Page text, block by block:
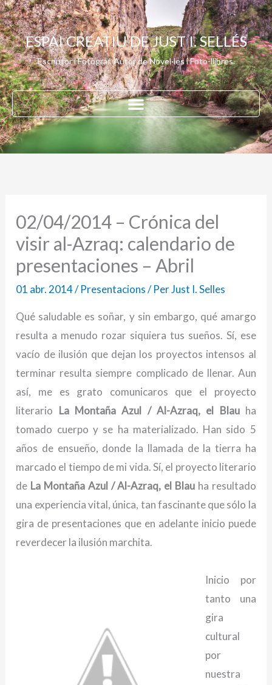
Vés
al
contingutESPAI CREATIU DE JUST I. SELLÉS
Escriptor i Fotògraf. Autor de Novel·les i Foto-llibres.
02/04/2014 – Crónica del
visir al-Azraq: calendario de
presentaciones – Abril
01 abr. 2014/Presentacions/ PerJust I. Selles
Qué saludable es soñar, y sin embargo, qué amargo
resulta a menudo rozar siquiera tus sueños. Sí, ese
vacío de ilusión que dejan los proyectos intensos al
terminar resulta siempre complicado de llenar. Aun
así, me es grato comunicaros que el proyecto
literario La Montaña Azul / Al-Azraq, el Blauha
tomado cuerpo y se ha materializado. Han sido 5
años de ensueño, donde la llamada de la tierra ha
marcado el tiempo de mi vida. Sí, el proyecto literario
de La Montaña Azul / Al-Azraq, el Blau ha resultado
una experiencia vital, única, tan fascinante que sólo la
gira de presentaciones que en adelante inicio puede
reverdecer la ilusión marchita.
Inicio por
tanto una
gira
cultural
por
nuestra